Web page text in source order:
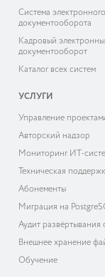
Система электронного
документооборота
Кадровый
документооборот
Каталог всех систем
УСЛУГИ
Управление
Авторский надзор
Мониторинг ИТ-
Техническая
Абонементы
Миграция на
Аудит развёртывания
Внешнее хранение
Обучение